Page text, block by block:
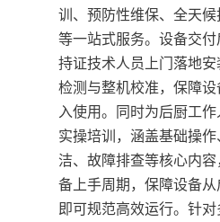
训、预防性维保、全天候
等一站式服务。设备交付
持证技术人员上门落地
检测与整机校准，保障设
入使用。同时为后厨工
实操培训，涵盖基础操
洁、故障排查等核心内
备上手周期，保障设备从
即可规范高效运行。针